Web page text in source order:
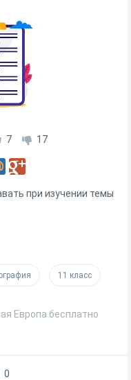
7 17
при изучении темы
11 класс
Европа бесплатно
0